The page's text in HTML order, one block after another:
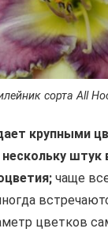
сорта All
крупными
штук
чаще
цветков